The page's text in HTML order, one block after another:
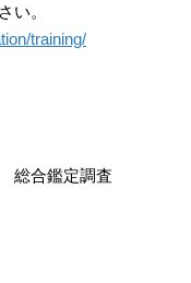
。
training/
合鑑定調査